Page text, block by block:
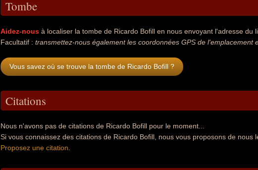
Tombe
Aidez-nous à localiser la tombe de Ricardo Bofill en nous envoyant l'adresse du
Facultatif : transmettez-nous également les coordonnées GPS de l'emplacement
Vous savez où se trouve la tombe de Ricardo Bofill ?
Citations
Nous n'avons pas de citations de Ricardo Bofill pour le moment...
Si vous connaissez des citations de Ricardo Bofill, nous vous proposons de nous
Proposez une citation